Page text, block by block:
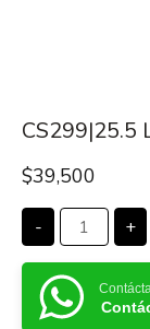
CS299|25.5
$39,500
- +